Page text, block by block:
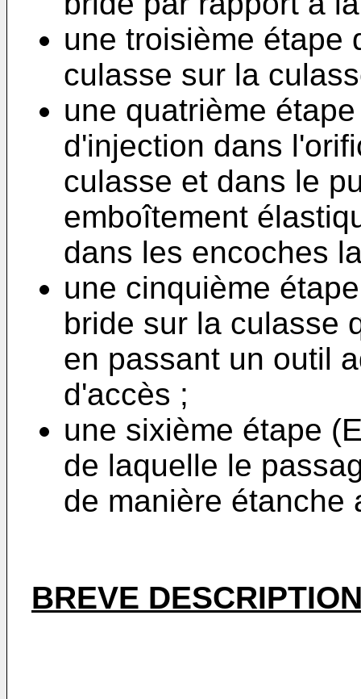
une troisième étape
culasse sur la
une quatrième
d'injection dans
culasse et dans le
emboîtement
dans les encoches
une cinquième
bride sur la culasse
en passant un outil
d'accès ;
une sixième étape
de laquelle le
de manière étanche
BREVE